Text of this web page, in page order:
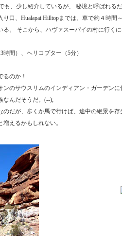
も、少し紹介しているが、 秘境と呼ばれる
り口、Hualapai Hilltopまでは、車で約４時
る。 そこから、ハヴァスーパイの村に行く
間）、ヘリコプター（5分）
るのか！
ンのサウスリムのインディアン・ガーデン
なんだそうだ。(--);
のだが、歩くか馬で行けば、途中の絶景を
えるかもしれない。